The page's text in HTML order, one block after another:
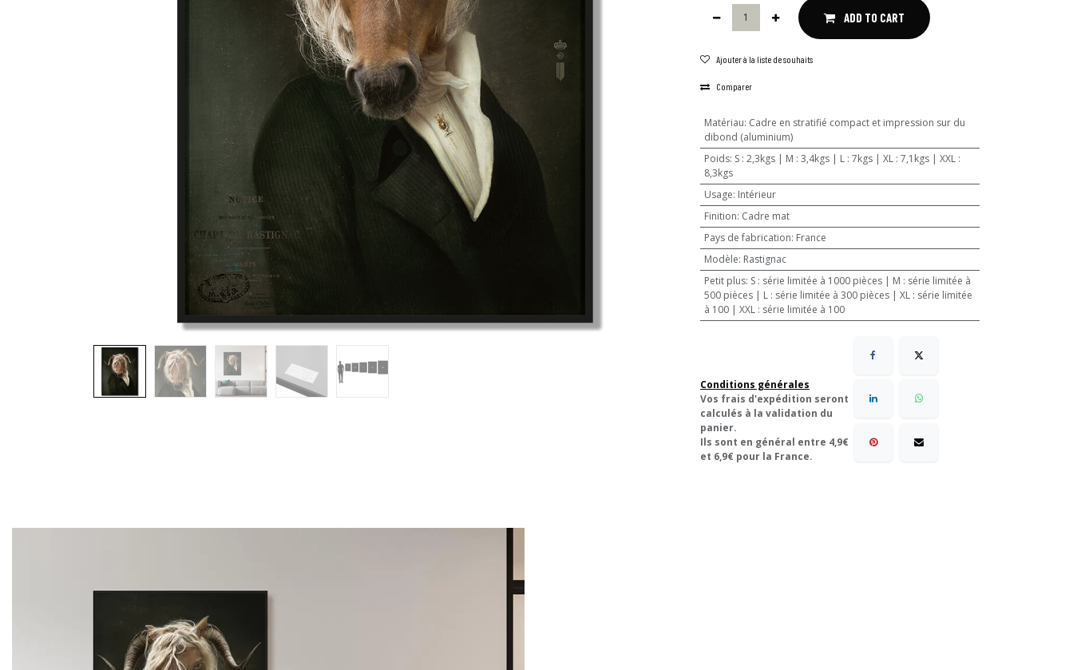
ADD TO CART
Ajouter à la liste de souhaits
Comparer
Matériau: Cadre en stratifié compact et impression sur du
dibond (aluminium)
Poids: S : 2,3kgs | M : 3,4kgs | L : 7kgs | XL : 7,1kgs | XXL :
8,3kgs
Usage: Intérieur
Finition: Cadre mat
Pays de fabrication: France
Modèle: Rastignac
Petit plus: S : série limitée à 1000 pièces | M : série limitée à
500 pièces | L : série limitée à 300 pièces | XL : série limitée
à 100 | XXL : série limitée à 100
Conditions générales
Vos frais d'expédition seront
calculés à la validation du
panier.
Ils sont en général entre 4,9€
et 6,9€ pour la France.